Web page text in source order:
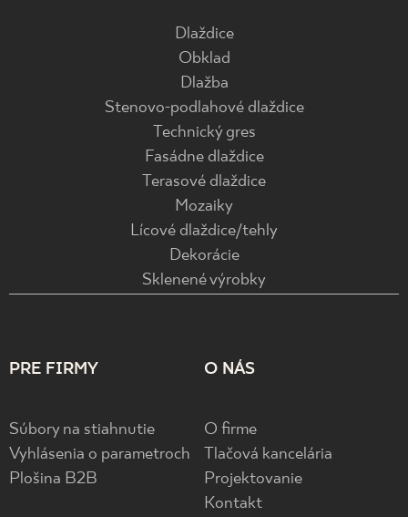
Dlaždice
Obklad
Dlažba
Stenovo-podlahové dlaždice
Technický gres
Fasádne dlaždice
Terasové dlaždice
Mozaiky
Lícové dlaždice/tehly
Dekorácie
Sklenené výrobky
PRE FIRMY
Súbory na stiahnutie
Vyhlásenia o parametroch
Plošina B2B
O NÁS
O firme
Tlačová kancelária
Projektovanie
Kontakt